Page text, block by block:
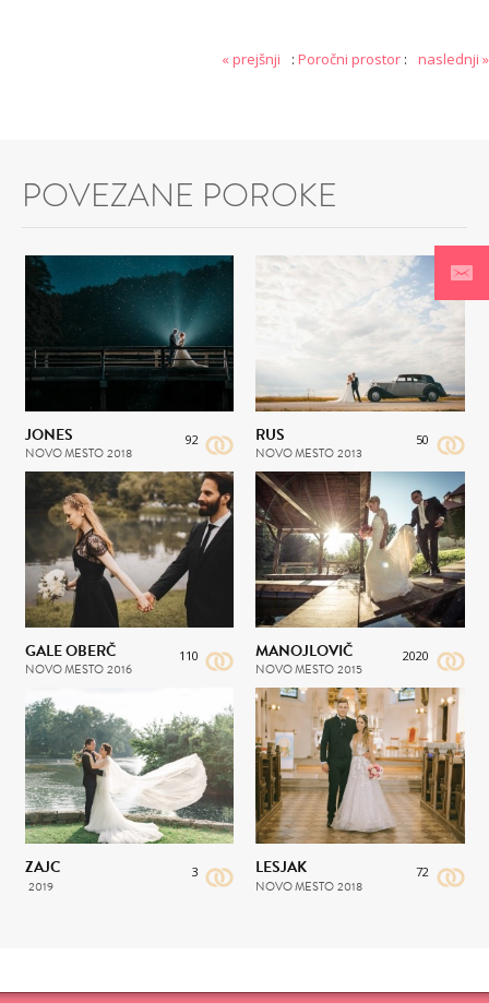
« prejšnji : Poročni prostor : naslednji »
POVEZANE POROKE
92
JONES
NOVO MESTO 2018
50
RUS
NOVO MESTO2013
110
GALE OBERČ
NOVO MESTO 2016
2020
MANOJLOVIČ
NOVO MESTO2015
3
ZAJC
2019
72
LESJAK
NOVO MESTO2018